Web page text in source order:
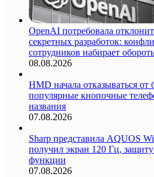
OpenAI потребовала
секретных разработок:
сотрудников набирает
08.08.2026
HMD начала отказываться
популярные кнопочные
названия
07.08.2026
Sharp представила AQUOS
получил экран 120 Гц,
функции
07.08.2026